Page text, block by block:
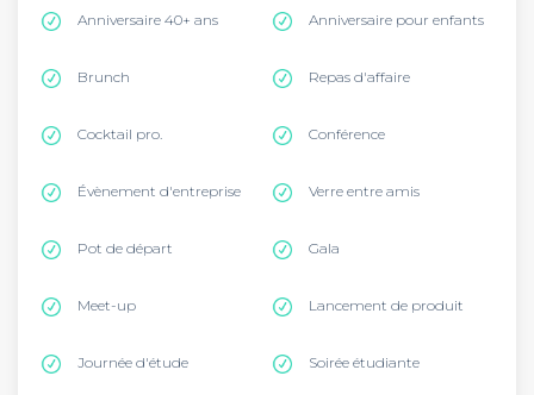
Anniversaire 40+ ans Anniversaire pour enfants
Brunch Repas d'affaire
Cocktail pro. Conférence
Évènement d'entreprise Verre entre amis
Pot de départ Gala
Meet-up Lancement de produit
Journée d'étude Soirée étudiante